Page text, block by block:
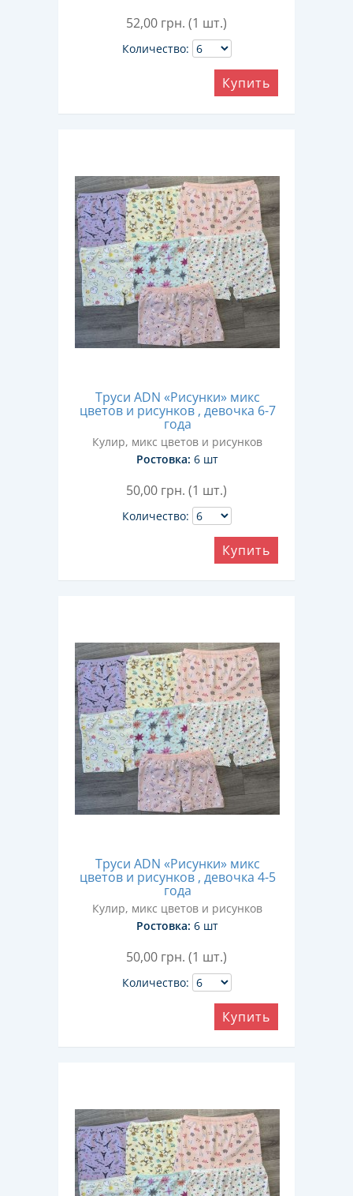
52,00 грн. (1 шт.)
Количество:
Купить
Труси ADN «Рисунки» микс
цветов и рисунков , девочка 6-7
года
Кулир, микс цветов и рисунков
Ростовка: 6 шт
50,00 грн. (1 шт.)
Количество:
Купить
Труси ADN «Рисунки» микс
цветов и рисунков , девочка 4-5
года
Кулир, микс цветов и рисунков
Ростовка: 6 шт
50,00 грн. (1 шт.)
Количество:
Купить